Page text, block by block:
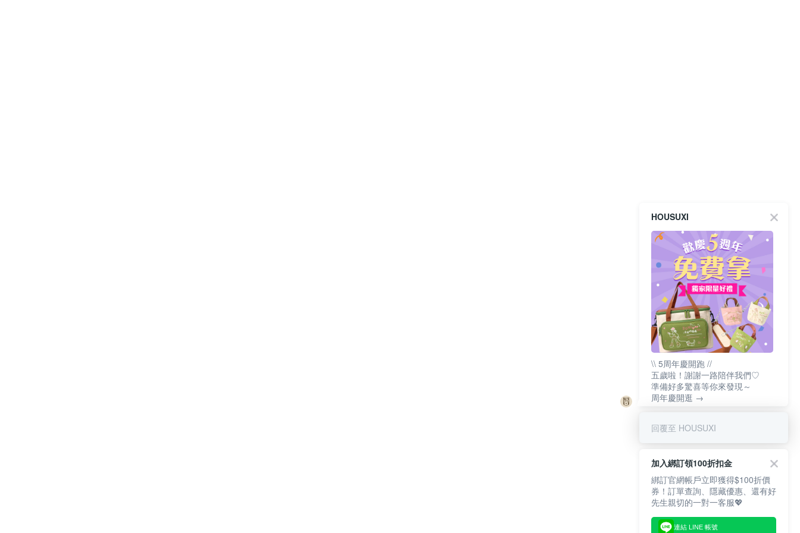
HOUSUXI
\\ 5周年慶開跑 //
五歲啦！謝謝一路陪伴我們♡
準備好多驚喜等你來發現～
周年慶開逛 →
回覆至 HOUSUXI
加入綁訂領100折扣金
綁訂官網帳戶立即獲得$100折價
券！訂單查詢、隱藏優惠、還有好
先生親切的一對一客服💖
連結 LINE 帳號